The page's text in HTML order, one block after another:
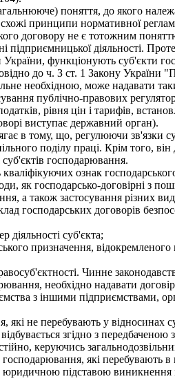
поняття, до якого
принципи нормативної
договору не є тотожним
підприємницької діяльності.
України, функціонують суб'єкти
до ч. З ст. 1 Закону України
необхідною, може надавати
публічно-правових
рівня цін і тарифів,
виступає державний орган).
в тому, що, регулюючи зв'язки
поділу праці. Крім того,
господарювання.
ознак
як господарсько-договірні з
а також застосування різних
господарських договорів
суб'єкта;
призначення,
Чинне
необхідно надавати
з іншими підприємствами,
які не перебувають у
згідно з
керуючись
які перебувають
юридичною підставою